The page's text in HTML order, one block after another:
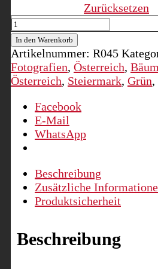
Zurücksetzen
Lärchen
am
Grünen
See
I,
Tragöß,
Steiermark
Menge
In den Warenkorb
Artikelnummer: R045
Fotografien, Österreich,
Österreich, Steiermark, Grün,
Facebook
E-Mail
WhatsApp
Beschreibung
Zusätzliche
Produktsicherheit
Beschreibung